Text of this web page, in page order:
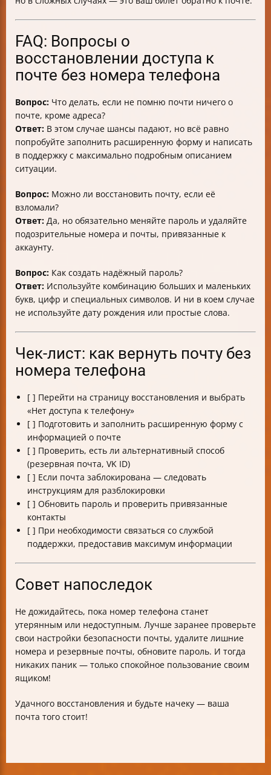
FAQ: Вопросы о
восстановлении доступа к
почте без номера телефона
Вопрос: Что делать, если не помню почти ничего о
почте, кроме адреса?
Ответ: В этом случае шансы падают, но всё равно
попробуйте заполнить расширенную форму и написать
в поддержку с максимально подробным описанием
ситуации.
Вопрос: Можно ли восстановить почту, если её
взломали?
Ответ: Да, но обязательно меняйте пароль и удаляйте
подозрительные номера и почты, привязанные к
аккаунту.
Вопрос: Как создать надёжный пароль?
Ответ: Используйте комбинацию больших и маленьких
букв, цифр и специальных символов. И ни в коем случае
не используйте дату рождения или простые слова.
Чек-лист: как вернуть почту без
номера телефона
[ ] Перейти на страницу восстановления и выбрать
«Нет доступа к телефону»
[ ] Подготовить и заполнить расширенную форму с
информацией о почте
[ ] Проверить, есть ли альтернативный способ
(резервная почта, VK ID)
[ ] Если почта заблокирована — следовать
инструкциям для разблокировки
[ ] Обновить пароль и проверить привязанные
контакты
[ ] При необходимости связаться со службой
поддержки, предоставив максимум информации
Совет напоследок
Не дожидайтесь, пока номер телефона станет
утерянным или недоступным. Лучше заранее проверьте
свои настройки безопасности почты, удалите лишние
номера и резервные почты, обновите пароль. И тогда
никаких паник — только спокойное пользование своим
ящиком!
Удачного восстановления и будьте начеку — ваша
почта того стоит!